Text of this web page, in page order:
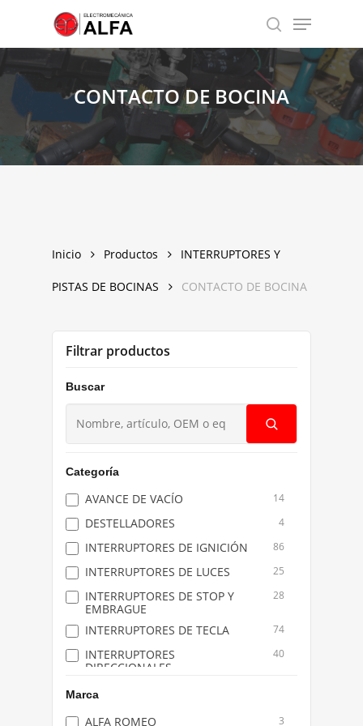
main
content
search
Menu
CONTACTO DE BOCINA
Inicio Productos INTERRUPTORES Y
PISTAS DE BOCINAS CONTACTO DE BOCINA
Filtrar productos
Buscar
Categoría
AVANCE DE VACÍO 14
DESTELLADORES 4
INTERRUPTORES DE IGNICIÓN 86
INTERRUPTORES DE LUCES 25
INTERRUPTORES DE STOP Y
EMBRAGUE
28
INTERRUPTORES DE TECLA 74
INTERRUPTORES
DIRECCIONALES
40
BOCINAS
LLAVES CONMUTADORAS 125
Marca
ALFA ROMEO 3
Close
Menu